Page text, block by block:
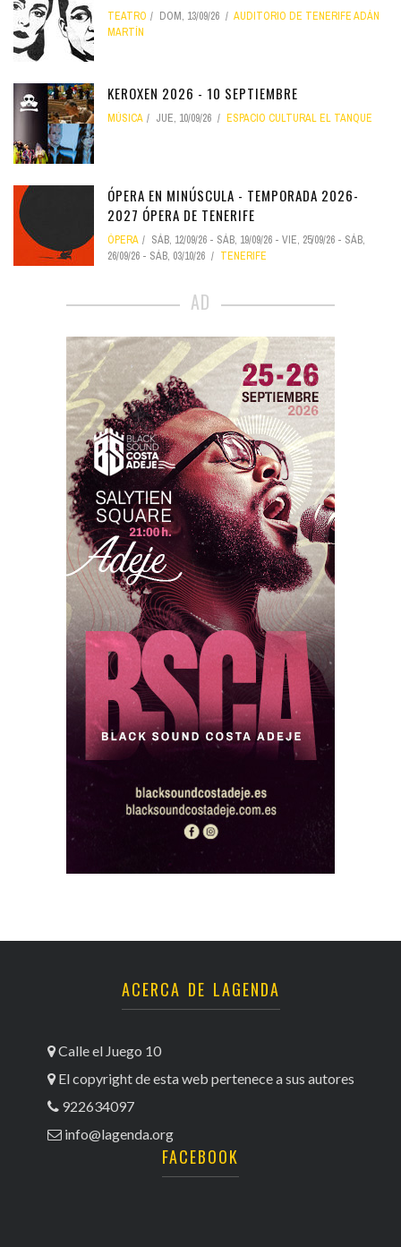
TEATRO DOM, 13/09/26
AUDITORIO DE TENERIFE ADÁN
MARTÍN
KEROXEN 2026 - 10 SEPTIEMBRE
MÚSICA JUE, 10/09/26 ESPACIO CULTURAL EL TANQUE
ÓPERA EN MINÚSCULA - TEMPORADA 2026-
2027 ÓPERA DE TENERIFE
ÓPERA SÁB, 12/09/26 - SÁB, 19/09/26 - VIE, 25/09/26 - SÁB,
26/09/26 - SÁB, 03/10/26 TENERIFE
AD
ACERCA DE LAGENDA
Calle el Juego 10
El copyright de esta web pertenece a sus autores
922634097
info@lagenda.org
FACEBOOK